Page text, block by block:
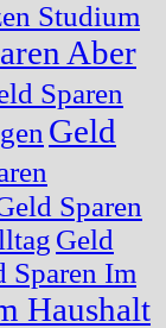
Studium
Aber
Sparen
Geld
Sparen
Geld
Sparen Im
Haushalt